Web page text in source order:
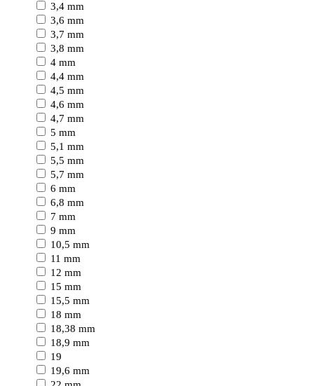
3,4 mm
3,6 mm
3,7 mm
3,8 mm
4 mm
4,4 mm
4,5 mm
4,6 mm
4,7 mm
5 mm
5,1 mm
5,5 mm
5,7 mm
6 mm
6,8 mm
7 mm
9 mm
10,5 mm
11 mm
12 mm
15 mm
15,5 mm
18 mm
18,38 mm
18,9 mm
19
19,6 mm